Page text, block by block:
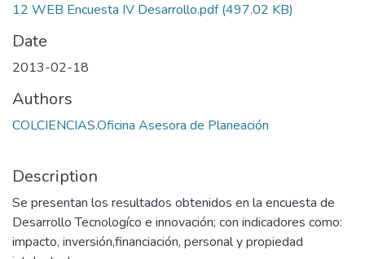
12 WEB Encuesta IV Desarrollo.pdf(497.02 KB)
Date
2013-02-18
Authors
COLCIENCIAS.Oficina Asesora de Planeación
Description
Se presentan los resultados obtenidos en la encuesta de
Desarrollo Tecnologíco e innovación; con indicadores como:
impacto, inversión,financiación, personal y propiedad